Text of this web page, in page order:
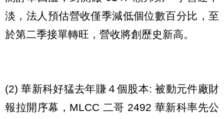
淡，法人預估營收僅季減低個位數百分比，至
於第二季接單轉旺，營收將創歷史新高。
(2) 華新科好猛去年賺４個股本: 被動元件廠財
報拉開序幕，MLCC 二哥 2492 華新科率先公